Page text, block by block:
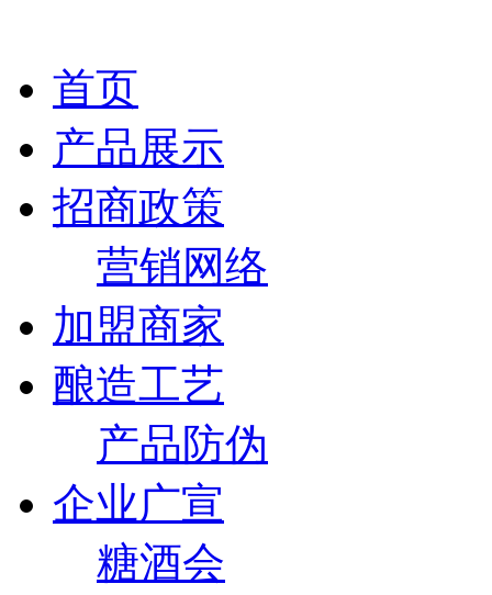
首页
产品展示
招商政策
营销网络
加盟商家
酿造工艺
产品防伪
企业广宣
糖酒会